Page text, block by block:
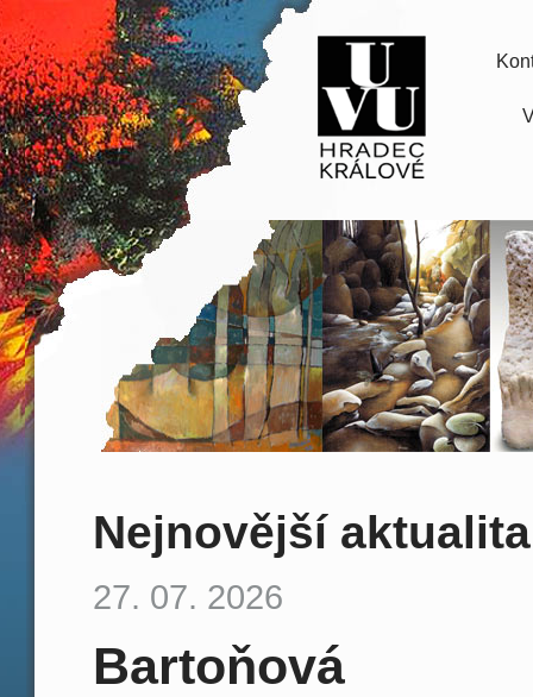
Nejnovější
27. 07. 2026
Bartoňová